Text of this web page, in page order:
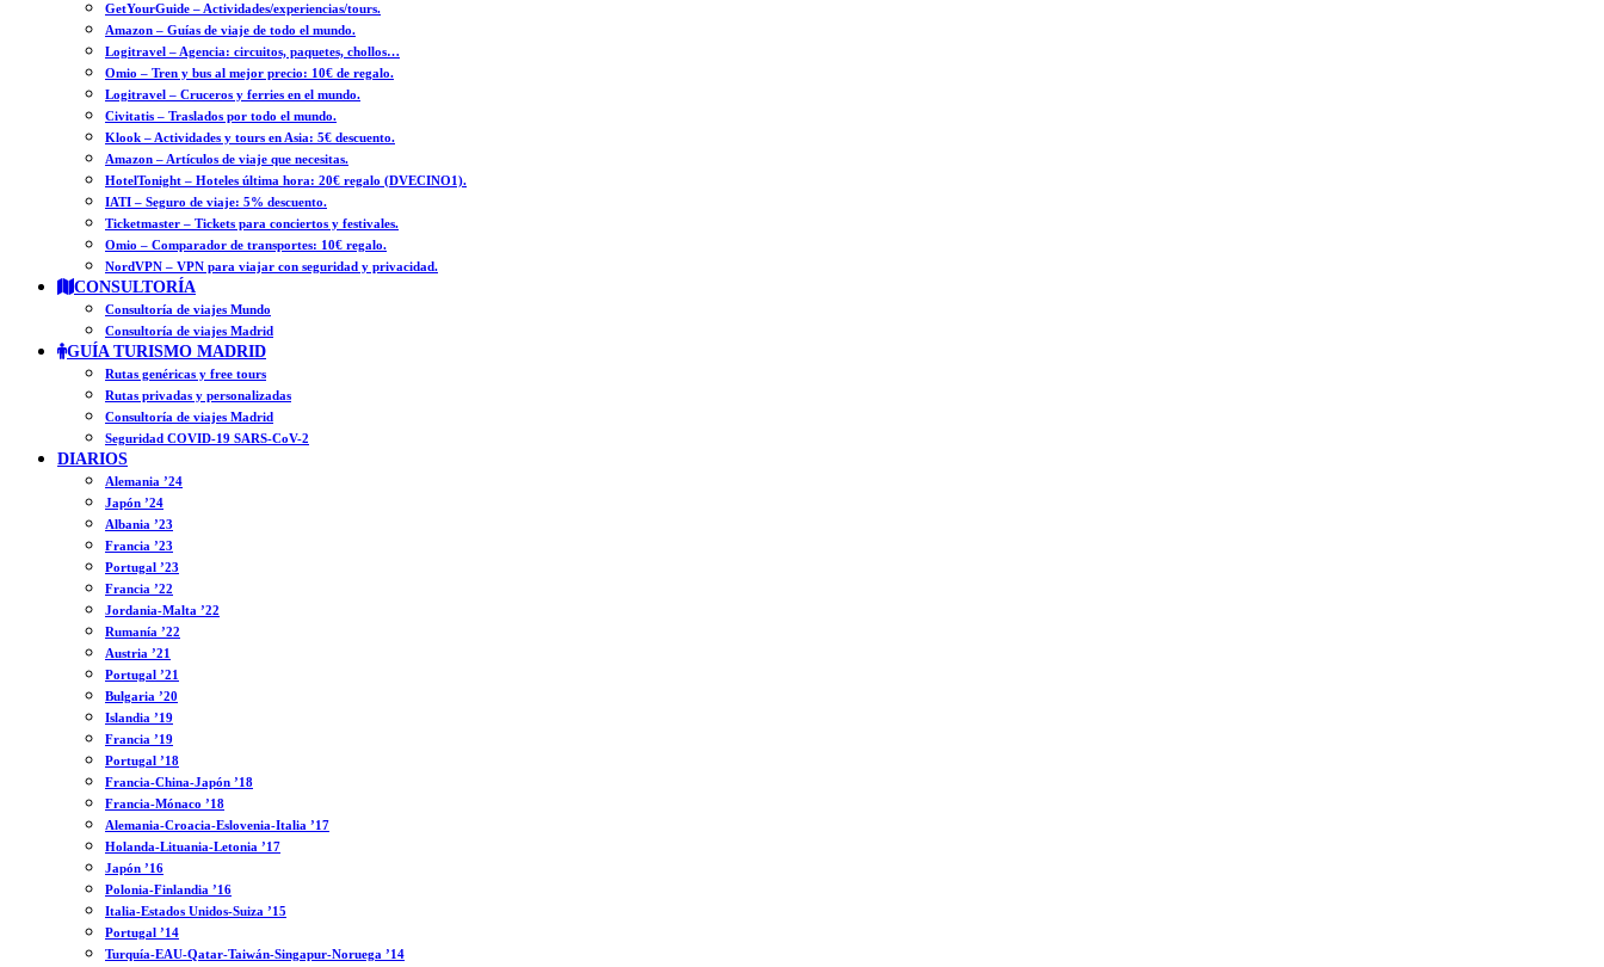
GetYourGuide – Actividades/experiencias/tours.
Amazon – Guías de viaje de todo el mundo.
Logitravel – Agencia: circuitos, paquetes, chollos…
Omio – Tren y bus al mejor precio: 10€ de regalo.
Logitravel – Cruceros y ferries en el mundo.
Civitatis – Traslados por todo el mundo.
Klook – Actividades y tours en Asia: 5€ descuento.
Amazon – Artículos de viaje que necesitas.
HotelTonight – Hoteles última hora: 20€ regalo (DVECINO1).
IATI – Seguro de viaje: 5% descuento.
Ticketmaster – Tickets para conciertos y festivales.
Omio – Comparador de transportes: 10€ regalo.
NordVPN – VPN para viajar con seguridad y privacidad.
CONSULTORÍA
Consultoría de viajes Mundo
Consultoría de viajes Madrid
GUÍA TURISMO MADRID
Rutas genéricas y free tours
Rutas privadas y personalizadas
Consultoría de viajes Madrid
Seguridad COVID-19 SARS-CoV-2
DIARIOS
Alemania ’24
Japón ’24
Albania ’23
Francia ’23
Portugal ’23
Francia ’22
Jordania-Malta ’22
Rumanía ’22
Austria ’21
Portugal ’21
Bulgaria ’20
Islandia ’19
Francia ’19
Portugal ’18
Francia-China-Japón ’18
Francia-Mónaco ’18
Alemania-Croacia-Eslovenia-Italia ’17
Holanda-Lituania-Letonia ’17
Japón ’16
Polonia-Finlandia ’16
Italia-Estados Unidos-Suiza ’15
Portugal ’14
Turquía-EAU-Qatar-Taiwán-Singapur-Noruega ’14